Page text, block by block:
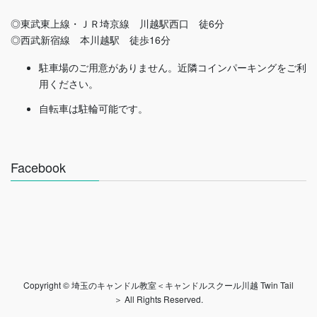
◎東武東上線・ＪＲ埼京線 川越駅西口 徒6分
◎西武新宿線 本川越駅 徒歩16分
駐車場のご用意がありません。近隣コインパーキングをご利
用ください。
自転車は駐輪可能です。
Facebook
Copyright © 埼玉のキャンドル教室＜キャンドルスクール川越 Twin Tail
＞ All Rights Reserved.